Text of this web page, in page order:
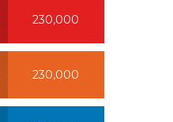
230,000
230,000